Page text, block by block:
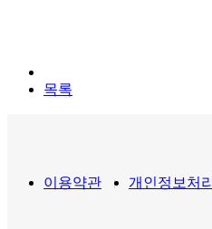
목록
이용약관 개인정보처리